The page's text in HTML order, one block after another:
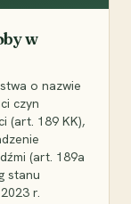
w
o nazwie
czyn
(art. 189 KK),
(art. 189a
stanu
r.